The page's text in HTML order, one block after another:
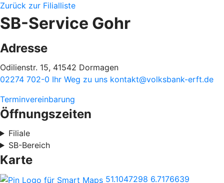
Zurück zur Filialliste
SB-Service Gohr
Adresse
Odilienstr. 15, 41542 Dormagen
02274 702-0 Ihr Weg zu uns kontakt@volksbank-erft.de
Terminvereinbarung
Öffnungszeiten
Filiale
SB-Bereich
Karte
51.1047298 6.7176639